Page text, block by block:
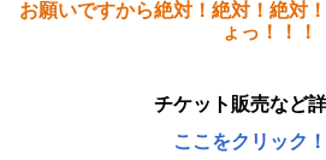
お願いですから絶対！絶対！絶対
ょっ！！！
チケット販売など
ここをクリック！